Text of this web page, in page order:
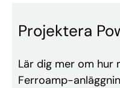
Projektera
Lär dig mer om hur
Ferroamp-